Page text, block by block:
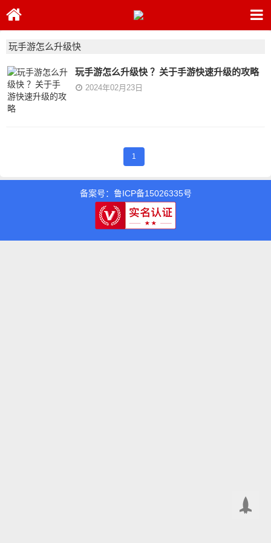
玩手游怎么升级快
玩手游怎么升级快 ？关于手游快速升级的攻略
2024年02月23日
1
备案号：鲁ICP备15026335号